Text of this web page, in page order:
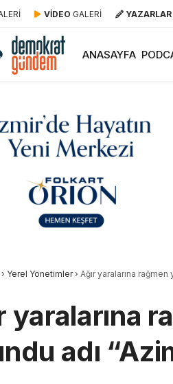
VİDEO GALERİ YAZARLAR
ANASAYFA
› Yerel Yönetimler› Ağır yaralarına
yaralarına
adı